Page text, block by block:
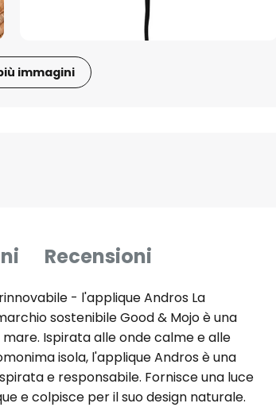
immagini
Recensioni
- l'applique Andros La
sostenibile Good & Mojo è una
Ispirata alle onde calme e alle
isola, l'applique Andros è una
e responsabile. Fornisce una luce
e colpisce per il suo design naturale.